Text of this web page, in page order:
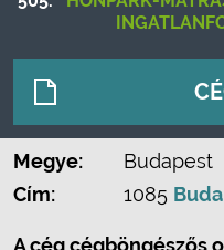
Megye:
Budapest
Cím:
1085
A cég cégböngészős